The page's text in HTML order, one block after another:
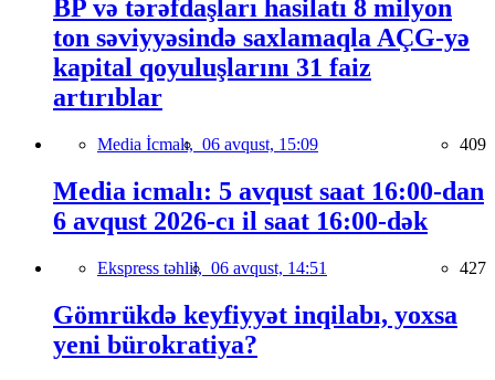
BP və tərəfdaşları hasilatı 8 milyon
ton səviyyəsində saxlamaqla AÇG-yə
kapital qoyuluşlarını 31 faiz
artırıblar
Media İcmalı, 06 avqust, 15:09 409
Media icmalı: 5 avqust saat 16:00-dan
6 avqust 2026-cı il saat 16:00-dək
Ekspress təhlil, 06 avqust, 14:51 427
Gömrükdə keyfiyyət inqilabı, yoxsa
yeni bürokratiya?